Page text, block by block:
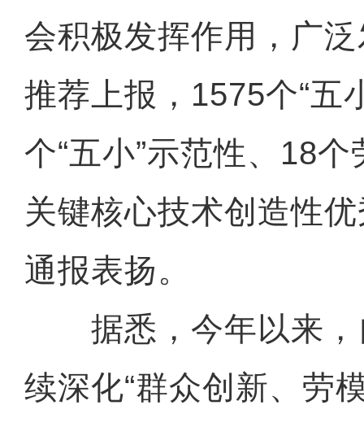
会积极发挥作用，广
推荐上报，1575个“五
个“五小”示范性、18
关键核心技术创造性
通报表扬。
据悉，今年以来，
续深化“群众创新、劳